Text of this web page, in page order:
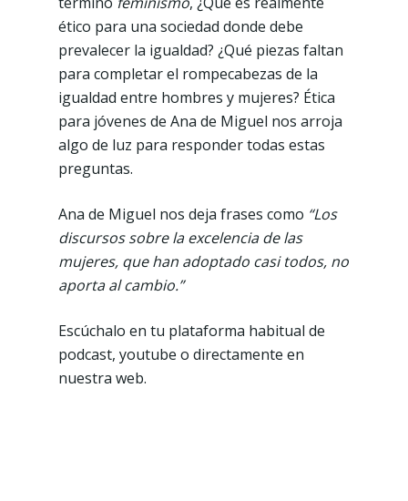
ético para una sociedad donde debe
prevalecer la igualdad? ¿Qué piezas faltan
para completar el rompecabezas de la
igualdad entre hombres y mujeres? Ética
para jóvenes de Ana de Miguel nos arroja
algo de luz para responder todas estas
preguntas.
Ana de Miguel nos deja frases como “Los
discursos sobre la excelencia de las
mujeres, que han adoptado casi todos, no
aporta al cambio.”
Escúchalo en tu plataforma habitual de
podcast, youtube o directamente en
nuestra web.